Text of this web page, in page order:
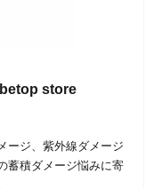
betop store
ージ、紫外線ダメージ
蓄積ダメージ悩みに寄